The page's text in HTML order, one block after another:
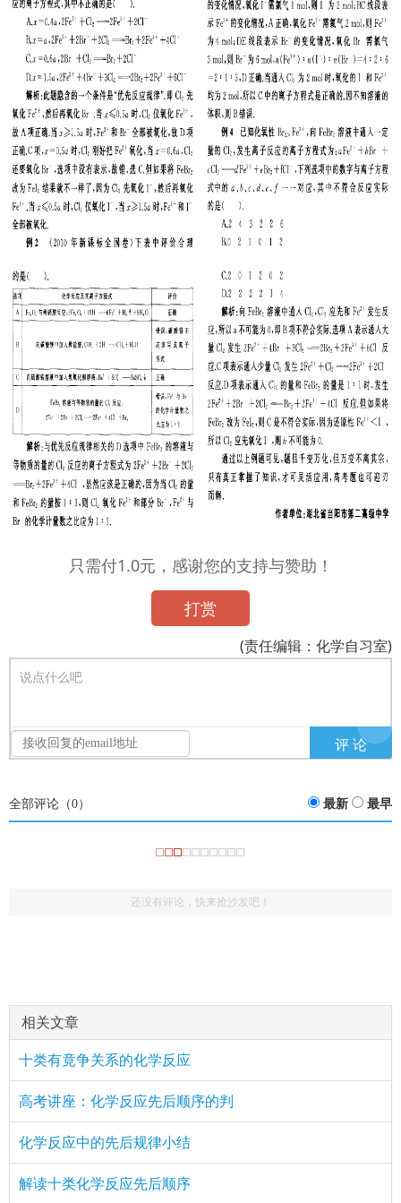
只需付1.0元，感谢您的支持与赞助！
打赏
(责任编辑：化学自习室)
说点什么吧
全部评论（0） 最新 最早
还没有评论，快来抢沙发吧！
相关文章
十类有竟争关系的化学反应
高考讲座：化学反应先后顺序的判
化学反应中的先后规律小结
解读十类化学反应先后顺序